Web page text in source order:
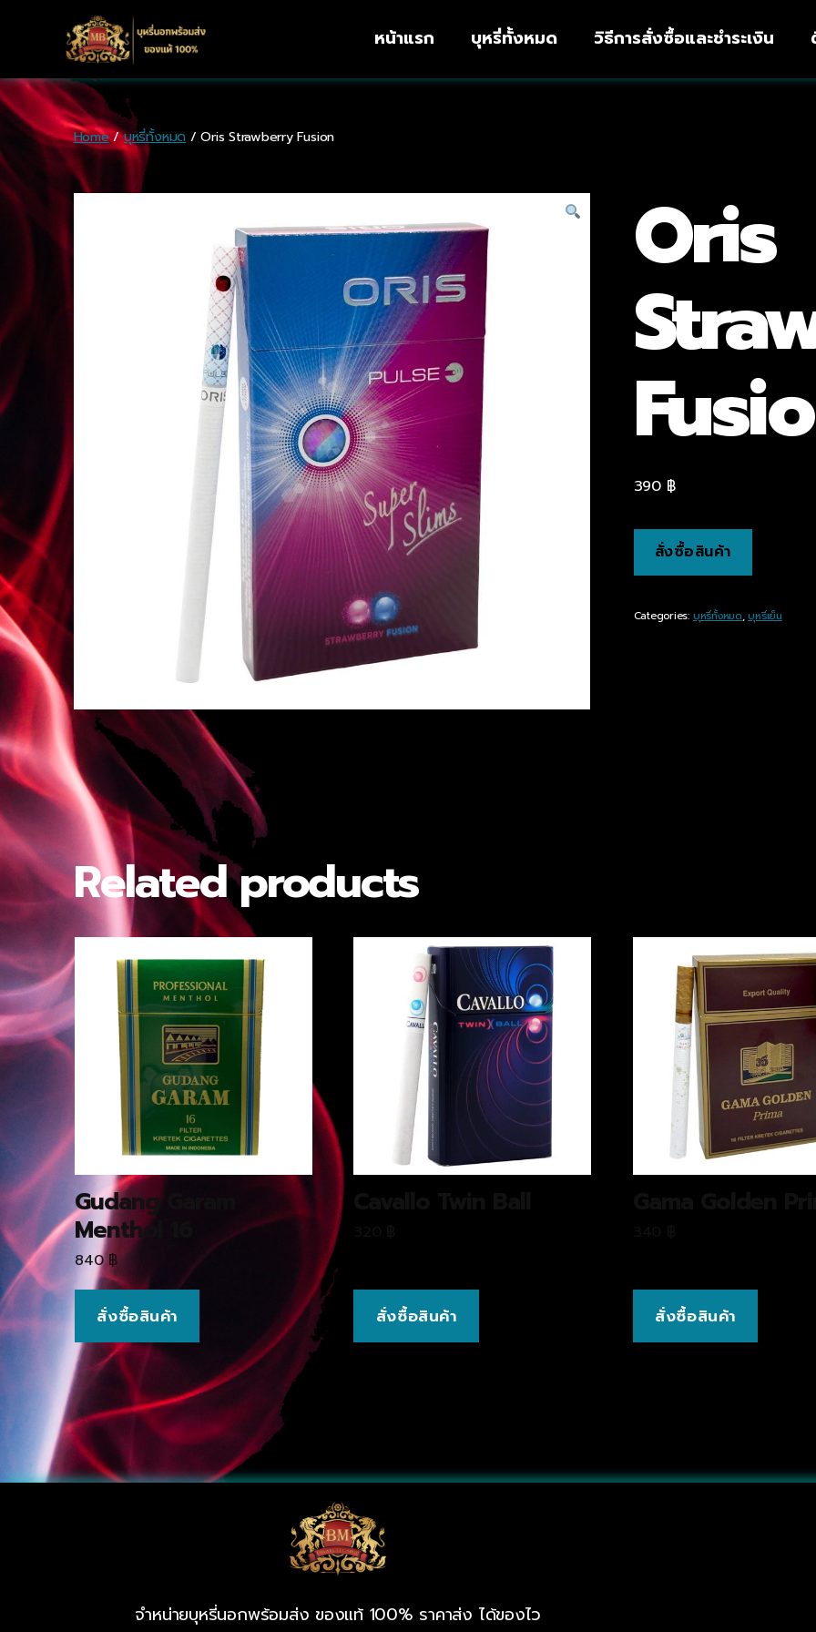
หน้าแรก บุหรี่ทั้งหมด วิธีการสั่งซื้อและชำระเงิน
Home/บุหรี่ทั้งหมด / Oris Strawberry Fusion
Oris
390 ฿
สั่งซื้อสินค้า
Categories: บุหรี่ทั้งหมด,บุหรี่เย็น
Related products
Gudang Garam
Menthol 16
840฿
สั่งซื้อสินค้า สั่งซื้อสินค้า สั่งซื้อสินค้า
จำหน่ายบุหรี่นอกพร้อมส่ง ของแท้ 100% ราคาส่ง ได้ของไว